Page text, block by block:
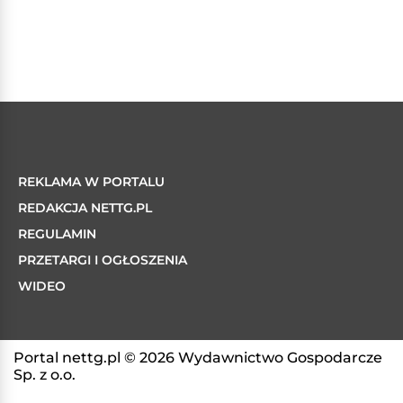
REKLAMA W PORTALU
REDAKCJA NETTG.PL
REGULAMIN
PRZETARGI I OGŁOSZENIA
WIDEO
Portal nettg.pl © 2026 Wydawnictwo Gospodarcze
Sp. z o.o.